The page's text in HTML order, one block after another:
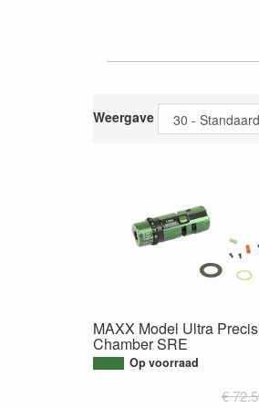
Weergave
MAXX Model Ultra
Chamber SRE
Op voorraad
€